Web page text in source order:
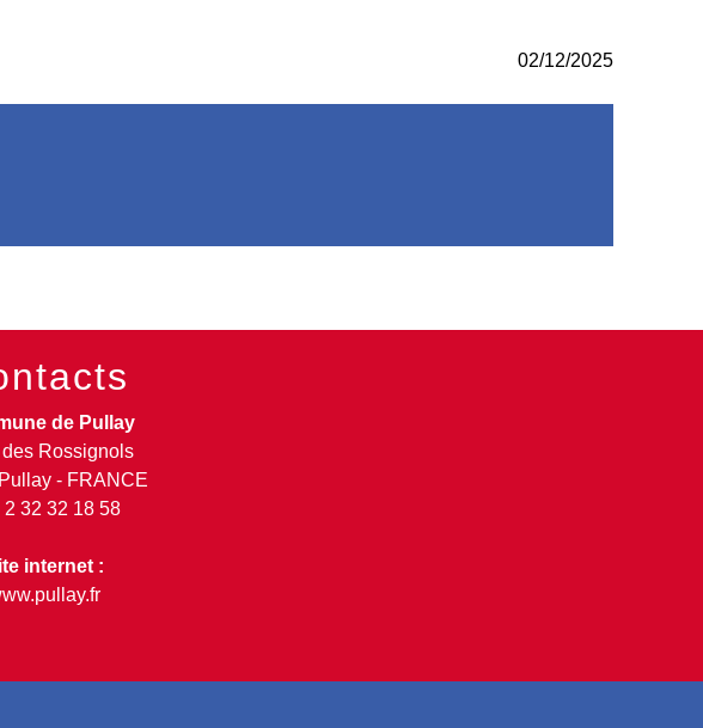
02/12/2025
de Pullay
des Rossignols
- FRANCE
2 32 32 18 58
internet :